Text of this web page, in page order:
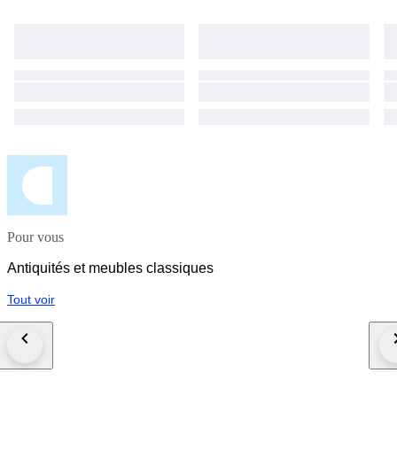
Pour vous
Antiquités et meubles classiques
Tout voir